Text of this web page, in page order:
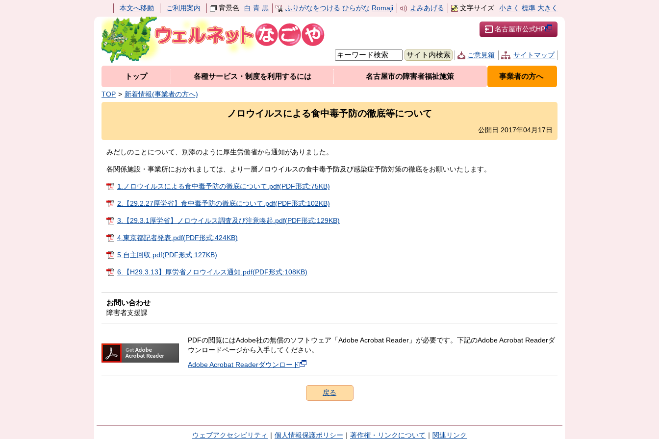
本文へ移動 ご利用案内 背景色 白 青 黒 ふりがなをつける ひらがな Romaji よみあげる 文字サイズ 小さく 標準 大きく
名古屋市公式HP
ご意見箱 サイトマップ
トップ 各種サービス・制度を利用するには 名古屋市の障害者福祉施策 事業者の方へ
TOP 新着情報(事業者の方へ)
ノロウイルスによる食中毒予防の徹底等について
公開日 2017年04月17日
みだしのことについて、別添のように厚生労働省から通知がありました。
各関係施設・事業所におかれましては、より一層ノロウイルスの食中毒予防及び感染症予防対策の徹底をお願いいたします。
1.ノロウイルスによる食中毒予防の徹底について.pdf(PDF形式:75KB)
2.【29.2.27厚労省】食中毒予防の徹底について.pdf(PDF形式:102KB)
3.【29.3.1厚労省】ノロウイルス調査及び注意喚起.pdf(PDF形式:129KB)
4.東京都記者発表.pdf(PDF形式:424KB)
5.自主回収.pdf(PDF形式:127KB)
6.【H29.3.13】厚労省ノロウイルス通知.pdf(PDF形式:108KB)
お問い合わせ
障害者支援課
PDFの閲覧にはAdobe社の無償のソフトウェア「Adobe Acrobat Reader」が必要です。下記のAdobe Acrobat Readerダ
ウンロードページから入手してください。
Adobe Acrobat Readerダウンロード
戻る
ウェブアクセシビリティ 個人情報保護ポリシー 著作権・リンクについて 関連リンク